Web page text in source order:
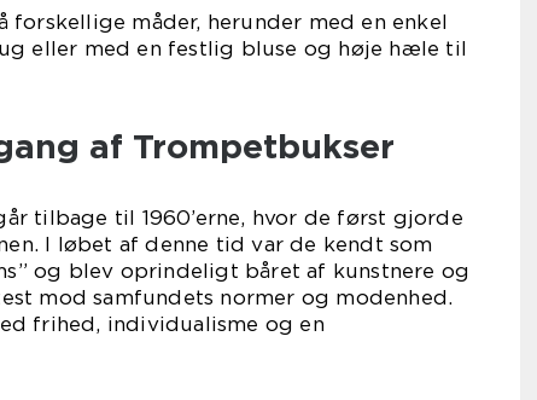
forskellige måder, herunder med en enkel
eller med en festlig bluse og høje hæle til
af Trompetbukser
tilbage til 1960’erne, hvor de først gjorde
I løbet af denne tid var de kendt som
og blev oprindeligt båret af kunstnere og
mod samfundets normer og modenhed.
frihed, individualisme og en